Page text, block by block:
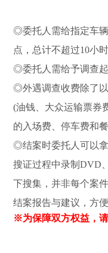
◎委托人需给指定车
点，总计不超过10小时
◎委托人需给予调查起
◎外遇调查收费除了
(油钱、大众运输票券
的入场费、停车费和餐
◎结案时委托人可以拿
搜证过程中录制DVD
下搜集，并非每个案
结案报告与建议，方
※为保障双方权益，请